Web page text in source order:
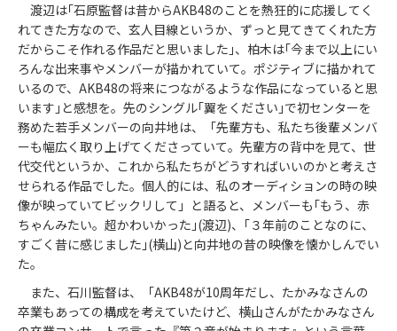
渡辺は｢石原監督は昔からAKB48のことを熱狂的に応援してく
れてきた方なので、玄人目線というか、ずっと見てきてくれた方
だからこそ作れる作品だと思いました｣、柏木は｢今まで以上にい
ろんな出来事やメンバーが描かれていて。ポジティブに描かれて
いるので、AKB48の将来につながるような作品になっていると思
います｣と感想を。先のシングル｢翼をください｣で初センターを
務めた若手メンバーの向井地は、「先輩方も、私たち後輩メンバ
ーも幅広く取り上げてくださっていて。先輩方の背中を見て、世
代交代というか、これから私たちがどうすればいいのかと考えさ
せられる作品でした。個人的には、私のオーディションの時の映
像が映っていてビックリして」と語ると、メンバーも｢もう、赤
ちゃんみたい。超かわいかった｣(渡辺)、｢３年前のことなのに、
すごく昔に感じました｣(横山)と向井地の昔の映像を懐かしんでい
た。
また、石川監督は、「AKB48が10周年だし、たかみなさんの
卒業もあっての構成を考えていたけど、横山さんがたかみなさん